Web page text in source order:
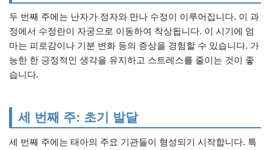
두 번째 주에는 난자가 정자와 만나 수정이 이루어집니다. 이 과
정에서 수정란이 자궁으로 이동하여 착상됩니다. 이 시기에 엄
마는 피로감이나 기분 변화 등의 증상을 경험할 수 있습니다. 가
능한 한 긍정적인 생각을 유지하고 스트레스를 줄이는 것이 좋
습니다.
세 번째 주: 초기 발달
세 번째 주에는 태아의 주요 기관들이 형성되기 시작합니다. 특